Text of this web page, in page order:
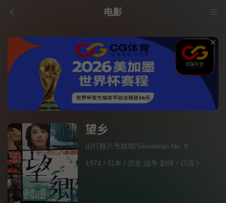
电影
望乡
山打根八号娼馆/Sandakan No. 8
1974 / 日本 / 历史 战争 剧情/ 日语